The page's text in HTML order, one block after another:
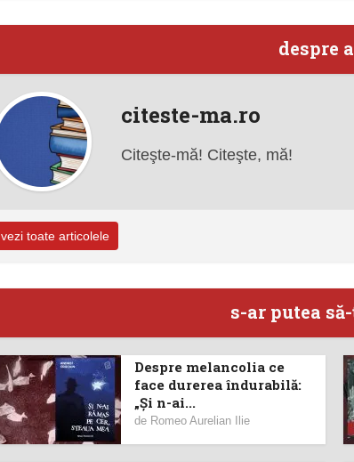
despre
citeste-ma.ro
Citeşte-mă! Citeşte, mă!
vezi toate articolele
s-ar putea
Despre melancolia ce
face durerea îndurabilă:
„Și n-ai...
de Romeo Aurelian Ilie